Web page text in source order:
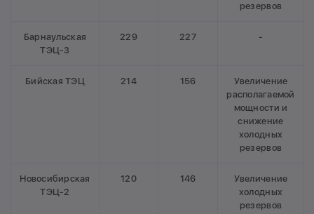
резервов
Барнаульская
ТЭЦ-3
229 227 -
Бийская ТЭЦ 214 156
Увеличение
располагаемой
мощности и
снижение
холодных
резервов
Новосибирская
ТЭЦ-2
120 146
Увеличение
холодных
резервов